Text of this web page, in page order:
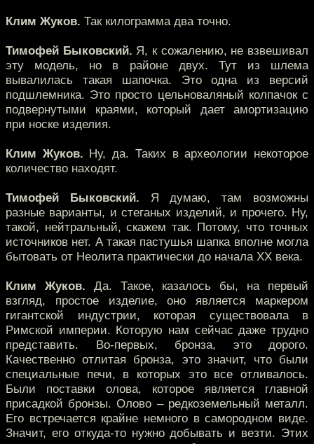
Клим Жуков. Так килограмма два точно.
Тимофей Быковский. Я, к сожалению, не взвешивал
эту модель, но в районе двух. Тут из шлема
вывалилась такая шапочка. Это одна из версий
подшлемника. Это просто цельноваляный колпачок с
подвернутыми краями, который дает амортизацию
при носке изделия.
Клим Жуков. Ну, да. Таких в археологии некоторое
количество находят.
Тимофей Быковский. Я думаю, там возможны
разные варианты, и стеганых изделий, и прочего. Ну,
такой, нейтральный, скажем так. Потому, что точных
источников нет. А такая пастушья шапка вполне могла
бытовать от Неолита практически до начала XX века.
Клим Жуков. Да. Такое, казалось бы, на первый
взгляд, простое изделие, оно является маркером
гигантской индустрии, которая существовала в
Римской империи. Которую нам сейчас даже трудно
представить. Во-первых, бронза, это дорого.
Качественно отлитая бронза, это значит, что были
специальные печи, в которых это все отливалось.
Были поставки олова, которое является главной
присадкой бронзы. Олово – редкоземельный металл.
Его встречается крайне немного в самородном виде.
Значит, его откуда-то нужно добывать и везти. Этих